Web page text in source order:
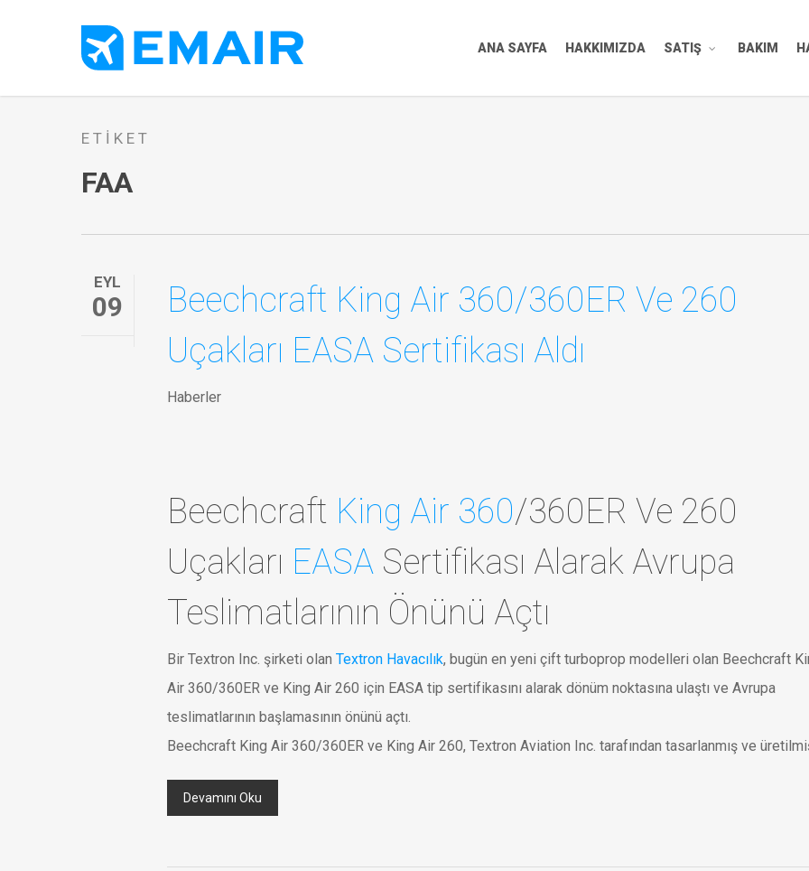
content
ANA SAYFA HAKKIMIZDA SATIŞ BAKIM
ETIKET
FAA
EYL
09
Beechcraft King Air 360/360ER Ve 260
Uçakları EASA Sertifikası Aldı
Haberler
Beechcraft King Air 360/360ER Ve 260
Uçakları EASA Sertifikası Alarak Avrupa
Teslimatlarının Önünü Açtı
Bir Textron Inc. şirketi olan Textron Havacılık, bugün en yeni çift turboprop modelleri olan Beechcraft
Air 360/360ER ve King Air 260 için EASA tip sertifikasını alarak dönüm noktasına ulaştı ve Avrupa
teslimatlarının başlamasının önünü açtı.
Beechcraft King Air 360/360ER ve King Air 260, Textron Aviation Inc. tarafından tasarlanmış ve
Devamını Oku